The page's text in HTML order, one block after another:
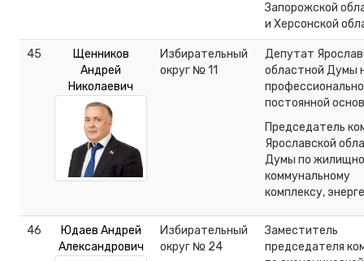
Запорожской
и Херсонской
45
Щенников
Андрей
Николаевич
Избирательный
округ № 11
Депутат
областной Думы
постоянной
Председатель
Ярославской
Думы по
коммунальному
комплексу,
46
Юдаев Андрей
Александрович
Избирательный
округ № 24
Заместитель
председателя